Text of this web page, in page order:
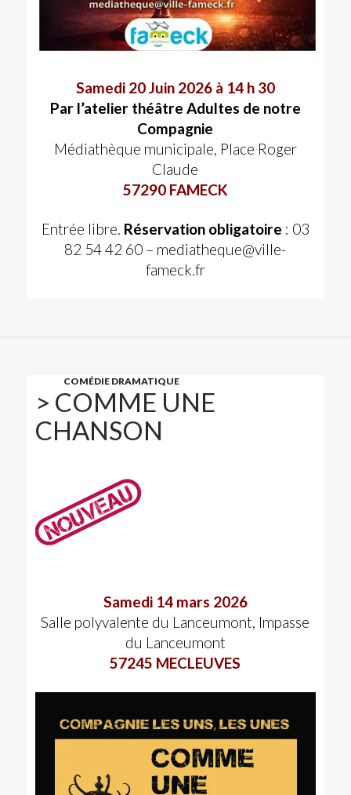
Samedi 20 Juin 2026 à 14 h 30
Par l’atelier théâtre Adultes de notre
Compagnie
Médiathèque municipale, Place Roger
Claude
57290 FAMECK
Entrée libre. Réservation obligatoire : 03
82 54 42 60 – mediatheque@ville-
fameck.fr
COMÉDIE DRAMATIQUE
> COMME UNE
CHANSON
Samedi 14 mars 2026
Salle polyvalente du Lanceumont, Impasse
du Lanceumont
57245 MECLEUVES